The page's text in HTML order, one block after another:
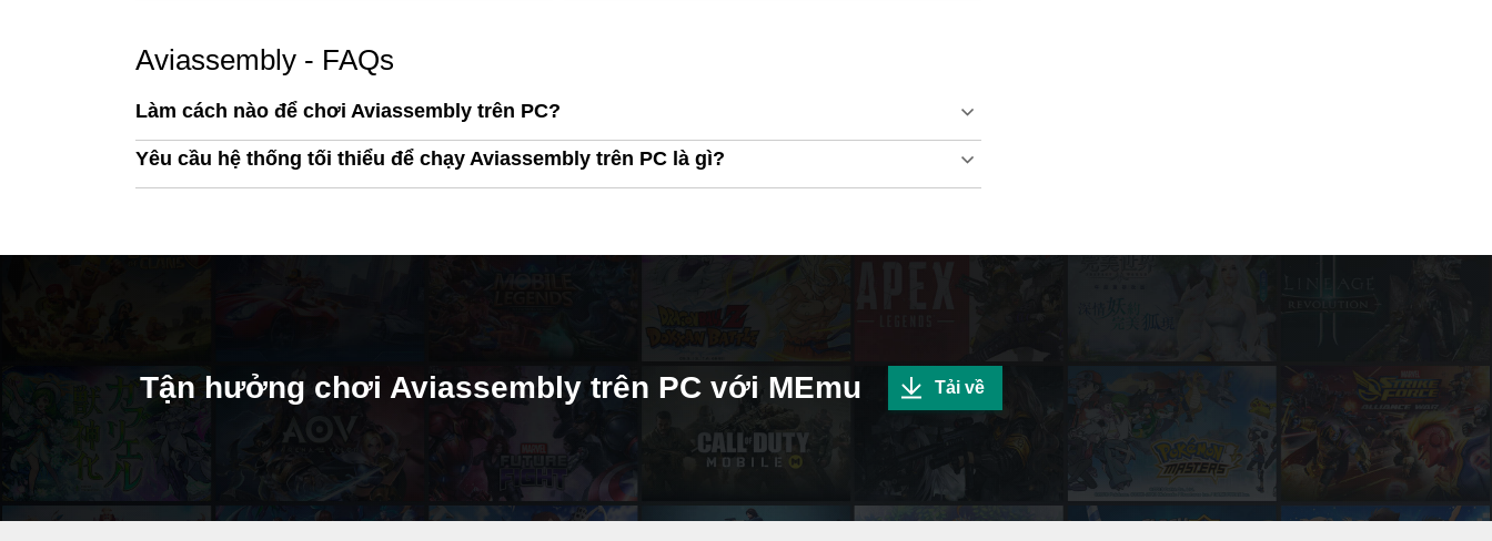
Aviassembly - FAQs
Làm cách nào để chơi Aviassembly trên PC?
Yêu cầu hệ thống tối thiểu để chạy Aviassembly trên PC là gì?
Tận hưởng chơi Aviassembly trên PC với MEmu Tải về